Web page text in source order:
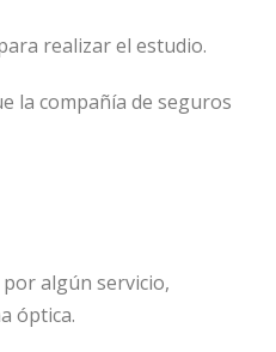
realizar el estudio.
la compañía de seguros
algún servicio,
óptica.